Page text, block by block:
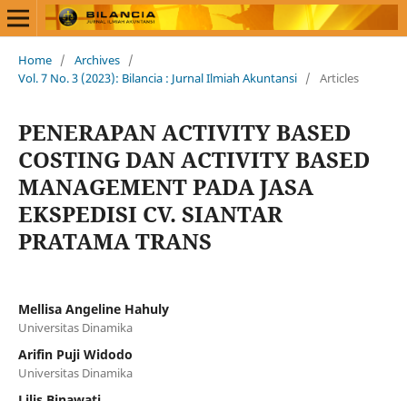
Home / Archives /
Vol. 7 No. 3 (2023): Bilancia : Jurnal Ilmiah Akuntansi / Articles
PENERAPAN ACTIVITY BASED
COSTING DAN ACTIVITY BASED
MANAGEMENT PADA JASA
EKSPEDISI CV. SIANTAR
PRATAMA TRANS
Mellisa Angeline Hahuly
Universitas Dinamika
Arifin Puji Widodo
Universitas Dinamika